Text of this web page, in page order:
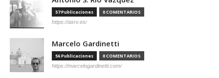
57 Publicaciones 0 COMENTARIOS
https://asrv.es/
Marcelo Gardinetti
56 Publicaciones 0 COMENTARIOS
https://marcelogardinetti.com/